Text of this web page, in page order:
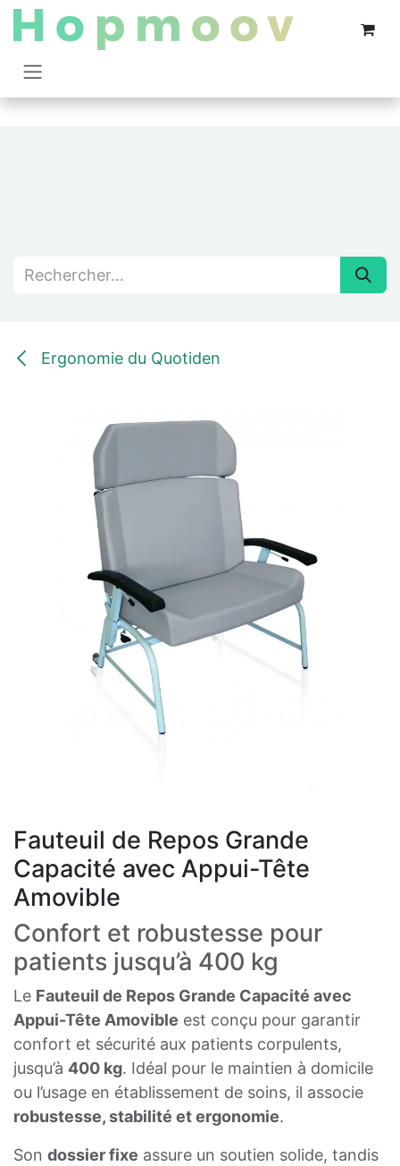
Se rendre au contenu
Ergonomie du Quotiden
Fauteuil de Repos Grande
Capacité avec Appui-Tête
Amovible
Confort et robustesse pour
patients jusqu’à 400 kg
Le Fauteuil de Repos Grande Capacité avec
Appui-Tête Amovible est conçu pour garantir
confort et sécurité aux patients corpulents,
jusqu’à 400 kg. Idéal pour le maintien à domicile
ou l’usage en établissement de soins, il associe
robustesse, stabilité et ergonomie.
Son dossier fixe assure un soutien solide, tandis